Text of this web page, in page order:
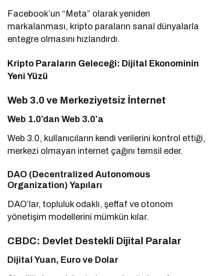
Facebook’un “Meta” olarak yeniden
markalanması, kripto paraların sanal dünyalarla
entegre olmasını hızlandırdı.
Kripto Paraların Geleceği: Dijital Ekonominin
Yeni Yüzü
Web 3.0 ve Merkeziyetsiz İnternet
Web 1.0’dan Web 3.0’a
Web 3.0, kullanıcıların kendi verilerini kontrol ettiği,
merkezi olmayan internet çağını temsil eder.
DAO (Decentralized Autonomous
Organization) Yapıları
DAO’lar, topluluk odaklı, şeffaf ve otonom
yönetişim modellerini mümkün kılar.
CBDC: Devlet Destekli Dijital Paralar
Dijital Yuan, Euro ve Dolar